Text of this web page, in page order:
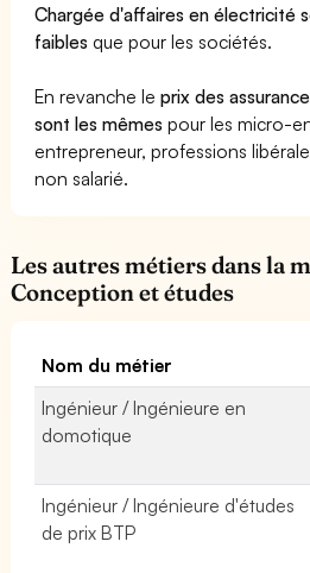
Chargée d'affaires en électricité
faibles que pour les sociétés.
En revanche leprix des
sont les mêmes pour les micro-
entrepreneur, professions
non salarié.
Les autres métiers dans la
Conception et études
Nom du métier
Ingénieur / Ingénieure en
domotique
Ingénieur / Ingénieure d'études
de prix BTP